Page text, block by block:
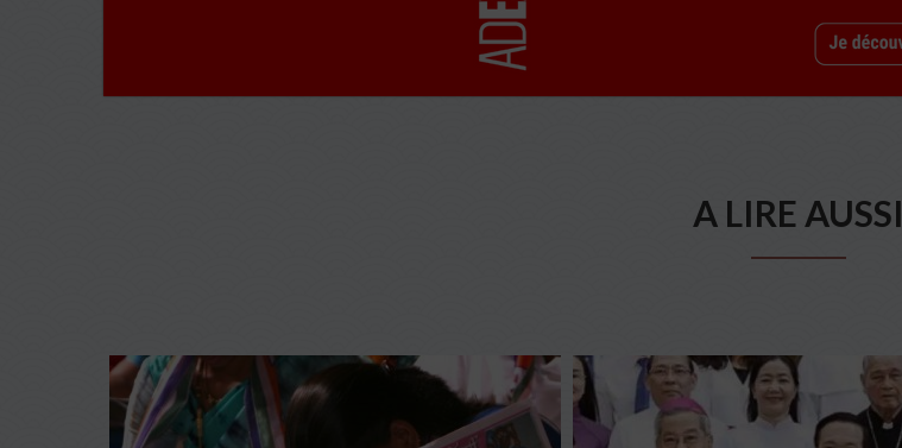
A LIRE AUSSI